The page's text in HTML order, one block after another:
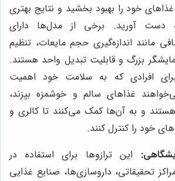
خود را بهبود بخشید و نتایج بهتری
دست آورید. برخی از مدل‌ها دارای
مانند اندازه‌گیری حجم مایعات، تنظیم
بزرگ و قابلیت تبدیل واحد هستند.
برای افرادی که به سلامت خود اهمیت
غذاهای سالم و خوشمزه بپزند،
و به آن‌ها کمک می‌کنند تا کالری و
خود را کنترل کنند.
این ترازوها برای استفاده در
تحقیقاتی، داروسازی‌ها، صنایع غذایی